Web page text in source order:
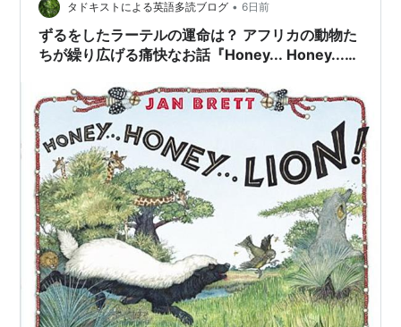
タドキストによる英語多読ブログ • 6日前
ずるをしたラーテルの運命は？ アフリカの動物た
ちが繰り広げる痛快なお話『Honey... Honey...